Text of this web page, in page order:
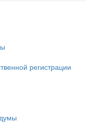
регистрации